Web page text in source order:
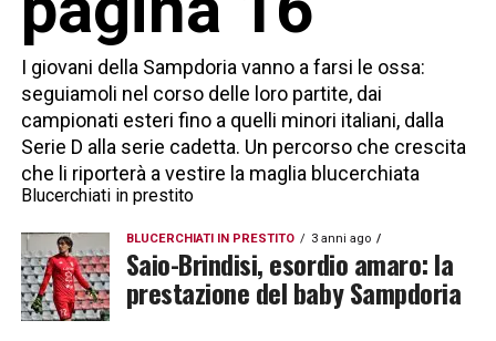
I giovani della Sampdoria vanno a farsi le ossa:
seguiamoli nel corso delle loro partite, dai
campionati esteri fino a quelli minori italiani, dalla
Serie D alla serie cadetta. Un percorso che crescita
che li riporterà a vestire la maglia blucerchiata
Blucerchiati in prestito
BLUCERCHIATI IN PRESTITO 3 anni ago
Saio-Brindisi, esordio amaro: la
prestazione del baby Sampdoria